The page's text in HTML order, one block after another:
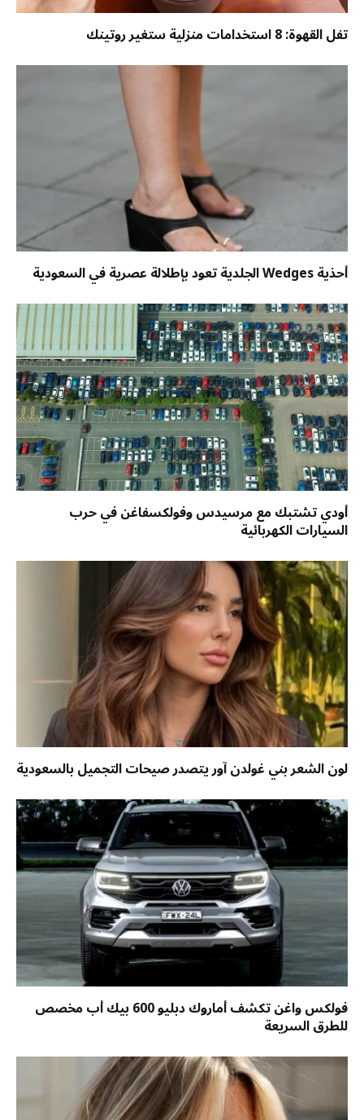
تفل القهوة: 8 استخدامات منزلية ستغير روتينك
أحذية Wedges الجلدية تعود بإطلالة عصرية في السعودية
أودي تشتبك مع مرسيدس وفولكسفاغن في حرب
السيارات الكهربائية
لون الشعر بني غولدن آور يتصدر صيحات التجميل بالسعودية
فولكس واغن تكشف أماروك دبليو 600 بيك أب مخصص
للطرق السريعة